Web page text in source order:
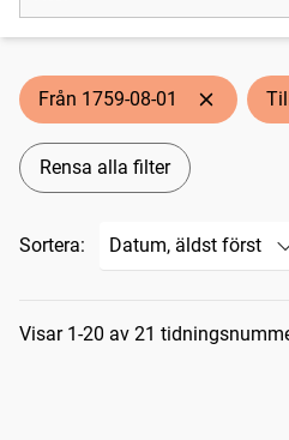
Från 1759-08-01
Rensa alla filter
Sortera:
Sökresultat
Visar 1-20 av 21